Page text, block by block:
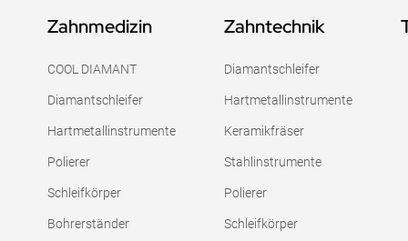
Zahnmedizin
COOL DIAMANT
Diamantschleifer
Hartmetallinstrumente
Polierer
Schleifkörper
Bohrerständer
Zahntechnik
Diamantschleifer
Hartmetallinstrumente
Keramikfräser
Stahlinstrumente
Polierer
Schleifkörper